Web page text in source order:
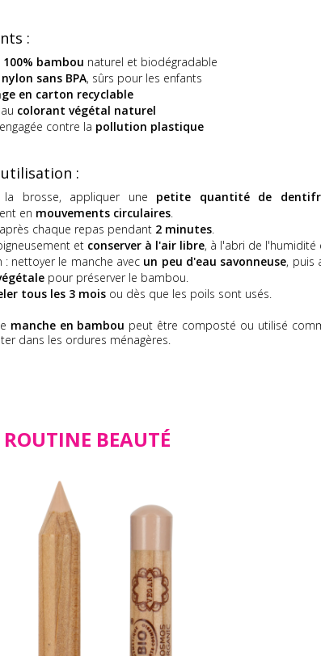
:
100% bambou naturel et biodégradable
sans BPA, sûrs pour les enfants
en carton recyclable
colorant végétal naturel
contre la pollution plastique
:
la brosse, appliquer une petite quantité de
en mouvements circulaires.
chaque repas pendant 2 minutes.
et conserver à l'air libre, à l'abri de l'humidité
: nettoyer le manche avec un peu d'eau savonneuse, puis
pour préserver le bambou.
tous les 3 moisou dès que les poils sont usés.
manche en bambou peut être composté ou utilisé
dans les ordures ménagères.
BEAUTÉ